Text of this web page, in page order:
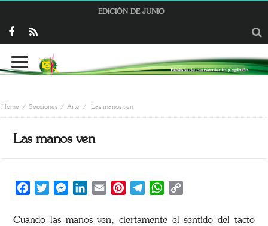
EDICIÓN DE JUNIO
Home Secciones Arte Las manos ven
Las manos ven
FacebookTwitterMessengerLinkedIn
Email PinterestTelegramWhatsApp
Cuando las manos ven, ciertamente el sentido del tacto